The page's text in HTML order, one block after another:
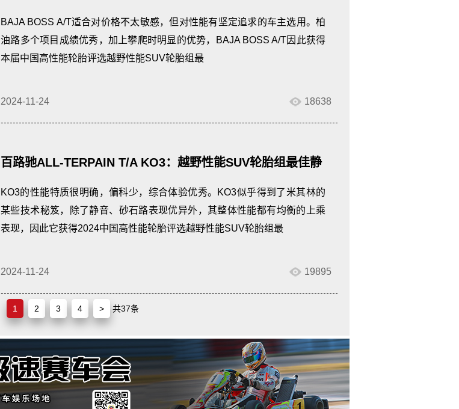
路性能大奖、最佳攀爬性能大奖
BAJA BOSS A/T适合对价格不太敏感，但对性能有坚定追求的车主选用。柏
油路多个项目成绩优秀，加上攀爬时明显的优势，BAJA BOSS A/T因此获得
本届中国高性能轮胎评选越野性能SUV轮胎组最
2024-11-24 18638
百路驰ALL-TERPAIN T/A KO3：越野性能SUV轮胎组最佳静
音性能大奖、最佳砂石路性能大奖、最佳综合性能大奖
KO3的性能特质很明确，偏科少，综合体验优秀。KO3似乎得到了米其林的
某些技术秘笈，除了静音、砂石路表现优异外，其整体性能都有均衡的上乘
表现，因此它获得2024中国高性能轮胎评选越野性能SUV轮胎组最
2024-11-24 19895
1 2 3 4 > 共37条